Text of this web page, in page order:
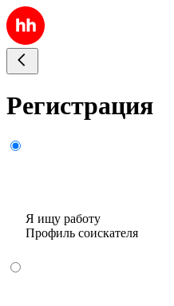
Регистрация
Я ищу работу
Профиль соискателя